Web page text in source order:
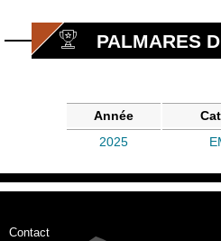
PALMARES
Année
2025
Contact